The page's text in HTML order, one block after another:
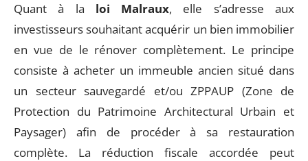
Quant à la loi Malraux, elle s’adresse aux
investisseurs souhaitant acquérir un bien immobilier
en vue de le rénover complètement. Le principe
consiste à acheter un immeuble ancien situé dans
un secteur sauvegardé et/ou ZPPAUP (Zone de
Protection du Patrimoine Architectural Urbain et
Paysager) afin de procéder à sa restauration
complète. La réduction fiscale accordée peut